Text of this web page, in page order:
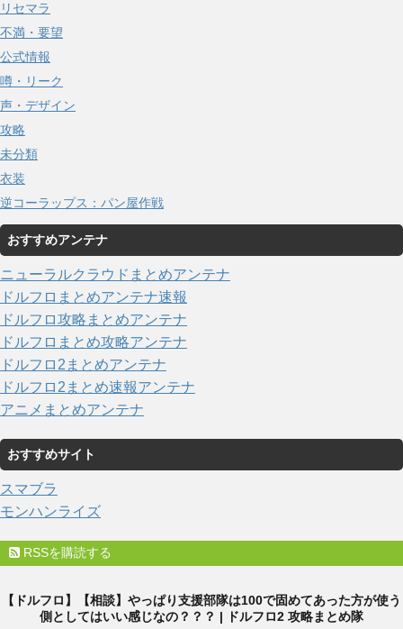
リセマラ
不満・要望
公式情報
噂・リーク
声・デザイン
攻略
未分類
衣装
逆コーラップス：パン屋作戦
おすすめアンテナ
ニューラルクラウドまとめアンテナ
ドルフロまとめアンテナ速報
ドルフロ攻略まとめアンテナ
ドルフロまとめ攻略アンテナ
ドルフロ2まとめアンテナ
ドルフロ2まとめ速報アンテナ
アニメまとめアンテナ
おすすめサイト
スマブラ
モンハンライズ
RSSを購読する
【ドルフロ】【相談】やっぱり支援部隊は100で固めてあった方が使う
側としてはいい感じなの？？？ | ドルフロ2 攻略まとめ隊